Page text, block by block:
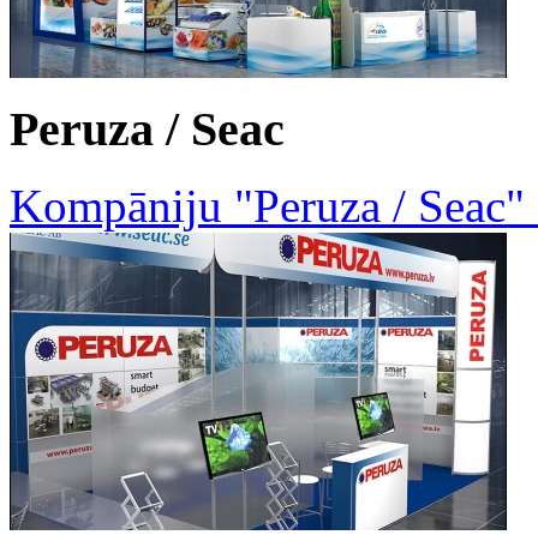
Peruza / Seac
Kompāniju "Peruza / Seac"